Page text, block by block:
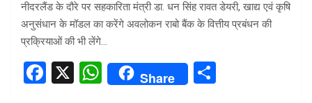
नीदरलैंड के दौरे पर सहकारिता मंत्री डा. धन सिंह रावत डेयरी, खाद्य एवं कृषि
अनुसंधान के मॉडल का करेंगे अवलोकन राबो बैंक के वित्तीय प्रबंधन की
प्रक्रियाओं की भी लेंगे…
F
X
W
Share